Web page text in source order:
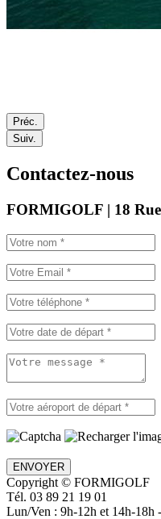
Préc.
Suiv.
Contactez-nous
FORMIGOLF | 18
ENVOYER
Copyright © FORMIGOLF
Tél. 03 89 21 19 01
Lun/Ven : 9h-12h et 14h-18h